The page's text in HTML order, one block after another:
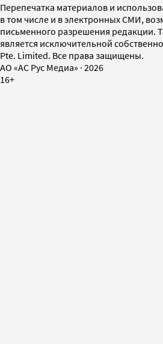
Перепечатка материалов и
в том числе и в электронных СМИ,
письменного разрешения редакции.
является исключительной
Pte. Limited. Все права защищены.
AO «АС Рус Медиа» · 2026
16+